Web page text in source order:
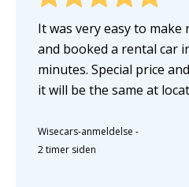
It was very easy to make
and booked a rental car
minutes. Special price
it will be the same at
Wisecars-anmeldelse -
2 timer siden